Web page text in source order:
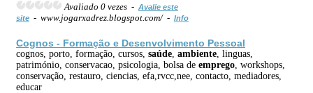
Avaliado 0 vezes - Avalie este
site - www.jogarxadrez.blogspot.com/ - Info
Cognos - Formação e Desenvolvimento Pessoal
cognos, porto, formação, cursos, saúde ambiente , linguas,
património, conservacao, psicologia, bolsa de emprego , workshops,
conservação, restauro, ciencias, efa,rvcc,nee, contacto, mediadores,
educar